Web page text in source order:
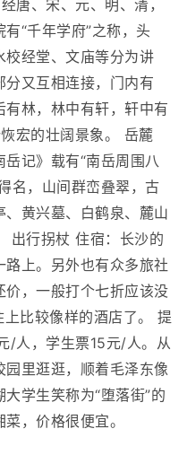
唐、宋、元、明、清，
“千年学府”之称，头
校经堂、文庙等分为讲
又互相连接，门内有
林，林中有轩，轩中有
宏的壮阔景象。 岳麓
记》载有“南岳周围八
名，山间群峦叠翠，古
黄兴墓、白鹤泉、麓山
出行拐杖 住宿：长沙的
上。另外也有众多旅社
，一般打个七折应该没
比较像样的酒店了。 提
/人，学生票15元/人。从
里逛逛，顺着毛泽东像
学生笑称为“堕落街”的
，价格很便宜。